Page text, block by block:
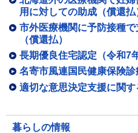
用に対しての助成（償還払
市外医療機関に予防接種
（償還払）
長期優良住宅認定（令和7
名寄市風連国民健康保険
適切な意思決定支援に関す
暮らしの情報